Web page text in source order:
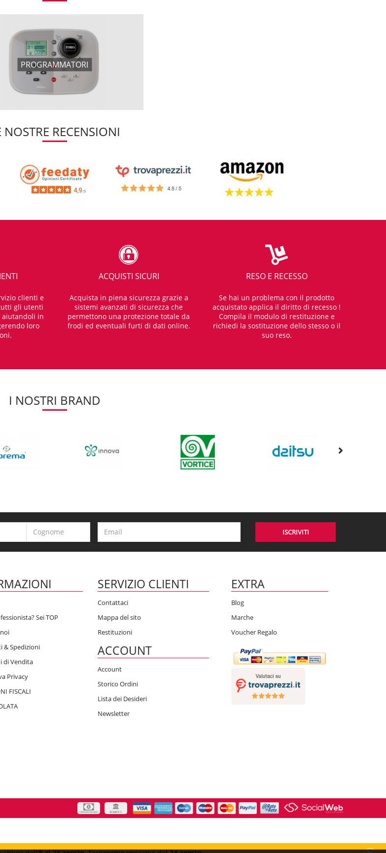
PROGRAMMATORI
NOSTRE RECENSIONI
clienti e
gli utenti
in
loro
ACQUISTI SICURI
Acquista in piena sicurezza grazie a
sistemi avanzati di sicurezza che
permettono una protezione totale da
frodi ed eventuali furti di dati online.
RESO E RECESSO
Se hai un problema con il prodotto
acquistato applica il diritto di recesso !
Compila il modulo di restituzione e
richiedi la sostituzione dello stesso o il
suo reso.
I NOSTRI BRAND
ISCRIVITI
Sei TOP
& Spedizioni
di Vendita
Privacy
FISCALI
SERVIZIO CLIENTI
Contattaci
Mappa del sito
Restituzioni
ACCOUNT
Account
Storico Ordini
Lista dei Desideri
Newsletter
EXTRA
Blog
Marche
Voucher Regalo